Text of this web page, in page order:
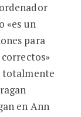
«es un
para
totalmente
en Ann